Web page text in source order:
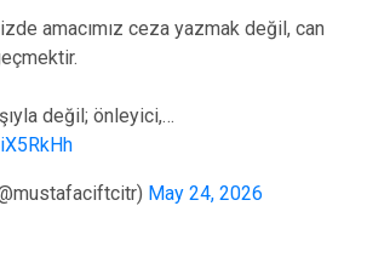
amacımız ceza yazmak değil, can
değil; önleyici,…
May 24, 2026